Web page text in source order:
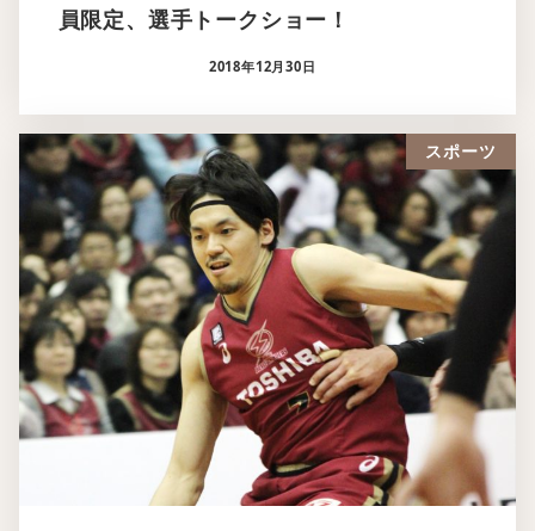
員限定、選手トークショー！
2018年12月30日
スポーツ